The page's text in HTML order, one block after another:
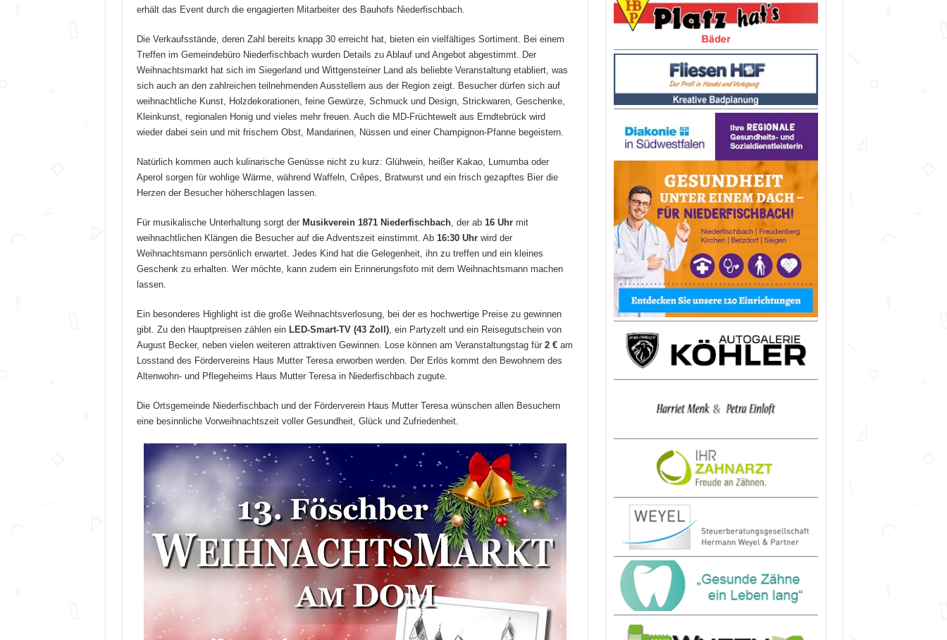
erhält das Event durch die engagierten Mitarbeiter des Bauhofs Niederfischbach.
Die Verkaufsstände, deren Zahl bereits knapp 30 erreicht hat, bieten ein vielfältiges Sortiment. Bei einem
Treffen im Gemeindebüro Niederfischbach wurden Details zu Ablauf und Angebot abgestimmt. Der
Weihnachtsmarkt hat sich im Siegerland und Wittgensteiner Land als beliebte Veranstaltung etabliert, was
sich auch an den zahlreichen teilnehmenden Ausstellern aus der Region zeigt. Besucher dürfen sich auf
weihnachtliche Kunst, Holzdekorationen, feine Gewürze, Schmuck und Design, Strickwaren, Geschenke,
Kleinkunst, regionalen Honig und vieles mehr freuen. Auch die MD-Früchtewelt aus Erndtebrück wird
wieder dabei sein und mit frischem Obst, Mandarinen, Nüssen und einer Champignon-Pfanne begeistern.
Natürlich kommen auch kulinarische Genüsse nicht zu kurz: Glühwein, heißer Kakao, Lumumba oder
Aperol sorgen für wohlige Wärme, während Waffeln, Crêpes, Bratwurst und ein frisch gezapftes Bier die
Herzen der Besucher höherschlagen lassen.
Für musikalische Unterhaltung sorgt der Musikverein 1871 Niederfischbach, der ab 16 Uhrmit
weihnachtlichen Klängen die Besucher auf die Adventszeit einstimmt. Ab 16:30 Uhrwird der
Weihnachtsmann persönlich erwartet. Jedes Kind hat die Gelegenheit, ihn zu treffen und ein kleines
Geschenk zu erhalten. Wer möchte, kann zudem ein Erinnerungsfoto mit dem Weihnachtsmann machen
lassen.
Ein besonderes Highlight ist die große Weihnachtsverlosung, bei der es hochwertige Preise zu gewinnen
gibt. Zu den Hauptpreisen zählen ein LED-Smart-TV (43 Zoll), ein Partyzelt und ein Reisegutschein von
August Becker, neben vielen weiteren attraktiven Gewinnen. Lose können am Veranstaltungstag für 2 €am
Losstand des Fördervereins Haus Mutter Teresa erworben werden. Der Erlös kommt den Bewohnern des
Altenwohn- und Pflegeheims Haus Mutter Teresa in Niederfischbach zugute.
Die Ortsgemeinde Niederfischbach und der Förderverein Haus Mutter Teresa wünschen allen Besuchern
eine besinnliche Vorweihnachtszeit voller Gesundheit, Glück und Zufriedenheit.